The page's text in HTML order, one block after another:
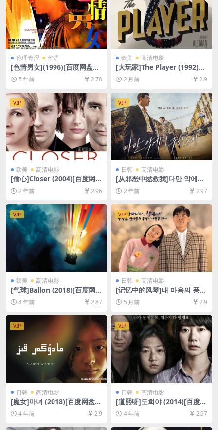
伦理青涩 华语
[色情男女](1996)[百度网盘
+迅雷云盘资源1080P超清未
删减][MP4/4.6GB][中文字幕]
【视频文件+防和谐压缩包
（含解压密码）】
5 年前 2.78
欧美 高清电影
[大玩家]The Player (1992)
[百度网盘+夸克网盘1080P超
清未删减资源][网盘在线播放/
下载][MP4/8.3GB][中英字幕]
2 月前 2.9
VIP
欧美 高清电影
[偷心]Closer (2004)[百度网盘
+夸克网盘1080P超清未删减
资源][网盘在线播放/下载][MP
2 年前 2.96
VIP
日韩 高清电影
[从邪恶中拯救我]다만 악에서
구하소서 (2020)[百度网盘+夸
克网盘1080P超清未删减资源]
3GB][中文字幕]
2 年前 2.97
VIP
欧美 高清电影
[气球]Ballon (2018)[百度网盘
+迅雷云盘资源1080P超清未
删减][MP4/8GB][中文字幕]
4 年前 2.87
VIP
日韩 高清电影
[记忆中的风琴]내 마음의 풍금
(1999)[百度网盘+夸克网盘10
80P超清未删减资源][网盘在
线播放/下载][MP4/7.4GB][中
文字幕]
5 月前 2.9
VIP
日韩 高清电影
[魔女]마녀 (2018)[百度网盘
+迅雷云盘资源1080P超清未
删减][MP4/7.9GB][韩语中字]
4 年前 2.9
VIP
日韩 高清电影
[道熙呀]도희야 (2014)[百度网
盘+迅雷云盘资源1080P超清
未删减][MP4/7.6GB][韩语中
字]
4 年前 2.97